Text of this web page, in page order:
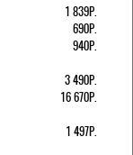
1 839Р.
690Р.
940Р.
3 490Р.
16 670Р.
1 497Р.